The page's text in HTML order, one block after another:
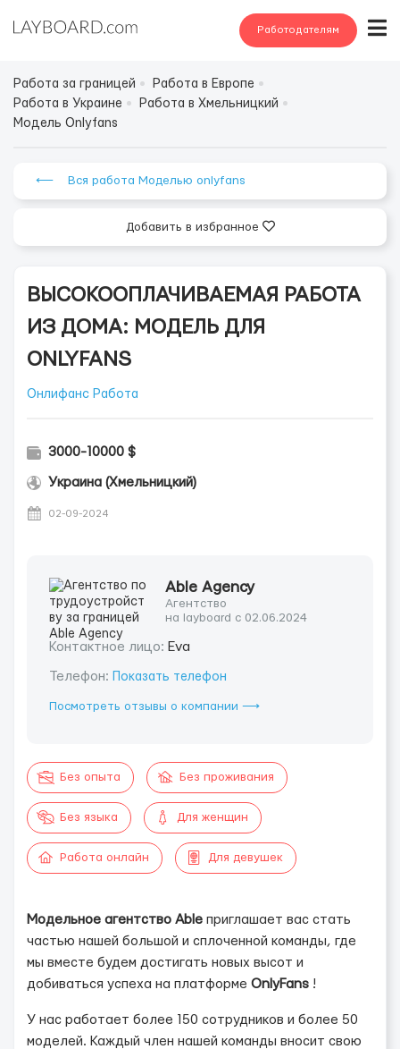
Работодателям
Работа за границей
Работа в Европе
Работа в Украине
Работа в Хмельницкий
Модель Onlyfans
⟵ Вся работа Моделью onlyfans
Добавить в избранное
ВЫСОКООПЛАЧИВАЕМАЯ РАБОТА
ИЗ ДОМА: МОДЕЛЬ ДЛЯ
ONLYFANS
Онлифанс Работа
3000-10000 $
Украина (Хмельницкий)
02-09-2024
Able Agency
Агентство
на layboard с 02.06.2024
Контактное лицо: Eva
Телефон: Показать телефон
Посмотреть отзывы о компании ⟶
Без опыта Без проживания
Без языка Для женщин
Работа онлайн Для девушек
Модельное агентство Able приглашает вас стать
частью нашей большой и сплоченной команды, где
мы вместе будем достигать новых высот и
добиваться успеха на платформе OnlyFans !
У нас работает более 150 сотрудников и более 50
моделей. Каждый член нашей команды вносит свою